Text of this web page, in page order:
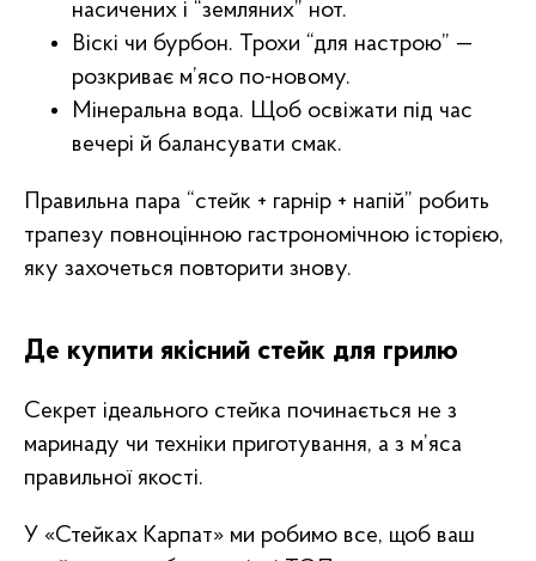
насичених і “земляних” нот.
Віскі чи бурбон. Трохи “для настрою” —
розкриває м’ясо по-новому.
Мінеральна вода. Щоб освіжати під час
вечері й балансувати смак.
Правильна пара “стейк + гарнір + напій” робить
трапезу повноцінною гастрономічною історією,
яку захочеться повторити знову.
Де купити якісний стейк для грилю
Секрет ідеального стейка починається не з
маринаду чи техніки приготування, а з м’яса
правильної якості.
У «Стейках Карпат» ми робимо все, щоб ваш
Яловичі Стейки
Преміум &
М'ясні Бокси
Курка, Качка & Кролятина